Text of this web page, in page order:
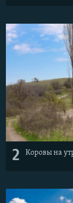
2 Коровы на